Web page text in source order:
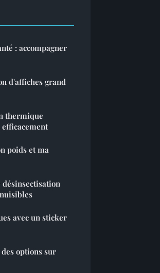
: accompagner
d'affiches grand
thermique
poids et ma
avec un sticker
options sur